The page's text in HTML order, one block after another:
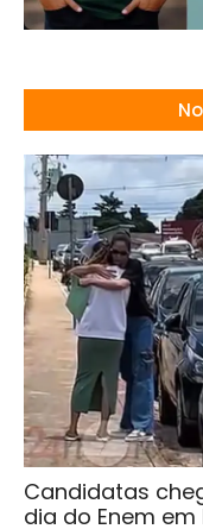
Candidatas
dia do Enem em